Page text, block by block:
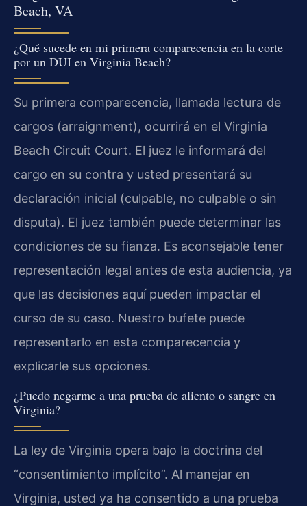
Beach, VA
¿Qué sucede en mi primera comparecencia en la corte
por un DUI en Virginia Beach?
Su primera comparecencia, llamada lectura de
cargos (arraignment), ocurrirá en el Virginia
Beach Circuit Court. El juez le informará del
cargo en su contra y usted presentará su
declaración inicial (culpable, no culpable o sin
disputa). El juez también puede determinar las
condiciones de su fianza. Es aconsejable tener
representación legal antes de esta audiencia, ya
que las decisiones aquí pueden impactar el
curso de su caso. Nuestro bufete puede
representarlo en esta comparecencia y
explicarle sus opciones.
¿Puedo negarme a una prueba de aliento o sangre en
Virginia?
La ley de Virginia opera bajo la doctrina del
“consentimiento implícito”. Al manejar en
Virginia, usted ya ha consentido a una prueba